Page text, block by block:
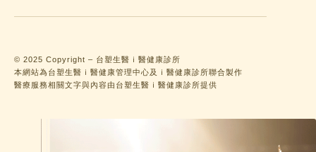
© 2025 Copyright – 台塑生醫ｉ醫健康診所
本網站為台塑生醫ｉ醫健康管理中心及ｉ醫健康診所聯合製作
醫療服務相關文字與內容由台塑生醫ｉ醫健康診所提供